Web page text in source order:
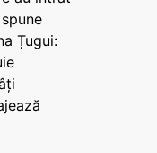
Țugui: